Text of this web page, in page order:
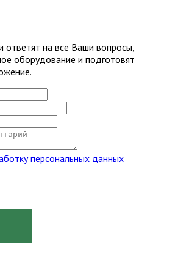
на все Ваши вопросы,
оборудование и подготовят
персональных данных